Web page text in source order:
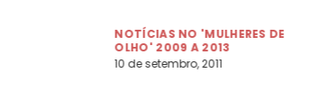
NOTÍCIAS NO 'MULHERES DE
OLHO' 2009 A 2013
10 de setembro, 2011